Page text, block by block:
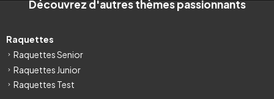
Découvrez d'autres thèmes passionnants
Raquettes
Raquettes Senior
Raquettes Junior
Raquettes Test